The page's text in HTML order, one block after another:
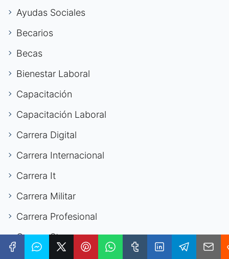
Ayudas Sociales
Becarios
Becas
Bienestar Laboral
Capacitación
Capacitación Laboral
Carrera Digital
Carrera Internacional
Carrera It
Carrera Militar
Carrera Profesional
Carrera Stem